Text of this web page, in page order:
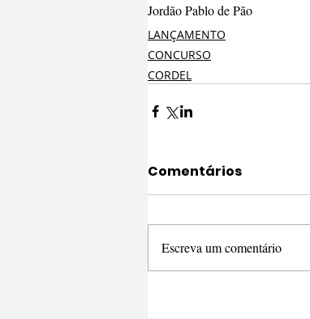
Jordão Pablo de Pão
LANÇAMENTO
CONCURSO
CORDEL
Comentários
Escreva um comentário